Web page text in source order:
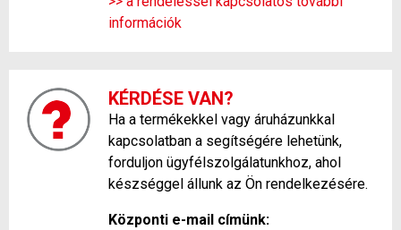
információk
KÉRDÉSE VAN?
Ha a termékekkel vagy áruházunkkal
kapcsolatban a segítségére lehetünk,
forduljon ügyfélszolgálatunkhoz, ahol
készséggel állunk az Ön rendelkezésére.
Központi e-mail címünk: